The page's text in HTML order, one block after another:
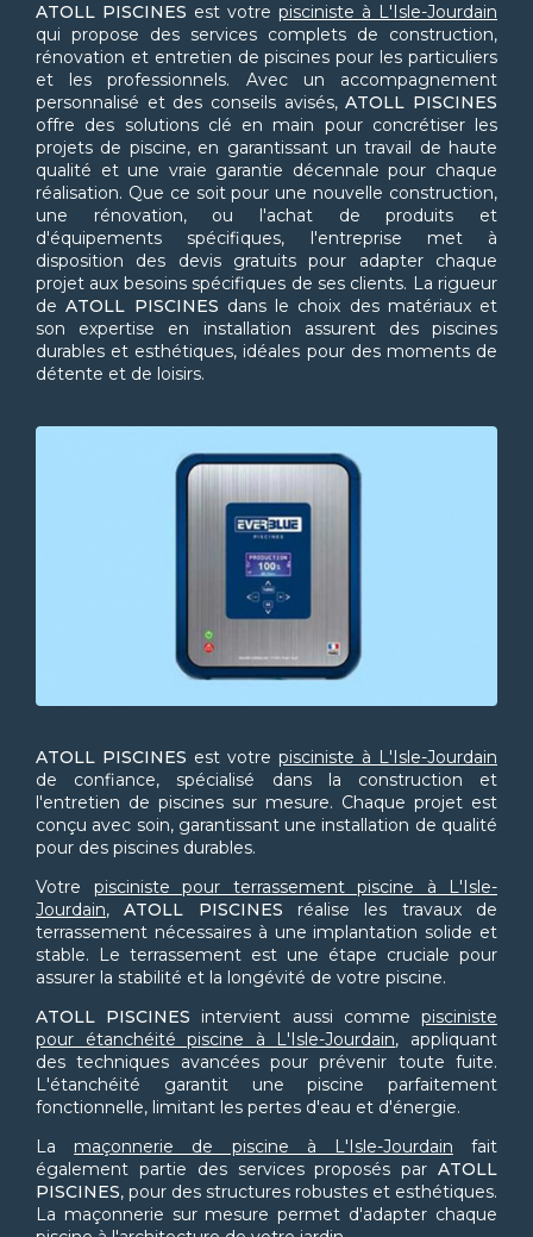
ATOLL PISCINES est votre pisciniste à L'Isle-Jourdain
qui propose des services complets de construction,
rénovation et entretien de piscines pour les particuliers
et les professionnels. Avec un accompagnement
personnalisé et des conseils avisés,ATOLL PISCINES
offre des solutions clé en main pour concrétiser les
projets de piscine, en garantissant un travail de haute
qualité et une vraie garantie décennale pour chaque
réalisation. Que ce soit pour une nouvelle construction,
une rénovation, ou l'achat de produits et
d'équipements spécifiques, l'entreprise met à
disposition des devis gratuits pour adapter chaque
projet aux besoins spécifiques de ses clients. La rigueur
deATOLL PISCINES dans le choix des matériaux et
son expertise en installation assurent des piscines
durables et esthétiques, idéales pour des moments de
détente et de loisirs.
ATOLL PISCINES est votre pisciniste à L'Isle-Jourdain
de confiance, spécialisé dans la construction et
l'entretien de piscines sur mesure. Chaque projet est
conçu avec soin, garantissant une installation de qualité
pour des piscines durables.
Votre pisciniste pour terrassement piscine à L'Isle-
Jourdain,ATOLL PISCINES réalise les travaux de
terrassement nécessaires à une implantation solide et
stable. Le terrassement est une étape cruciale pour
assurer la stabilité et la longévité de votre piscine.
ATOLL PISCINES intervient aussi commepisciniste
pour étanchéité piscine à L'Isle-Jourdain, appliquant
des techniques avancées pour prévenir toute fuite.
L'étanchéité garantit une piscine parfaitement
fonctionnelle, limitant les pertes d'eau et d'énergie.
La maçonnerie de piscine à L'Isle-Jourdain fait
également partie des services proposés par ATOLL
PISCINES, pour des structures robustes et esthétiques.
La maçonnerie sur mesure permet d'adapter chaque